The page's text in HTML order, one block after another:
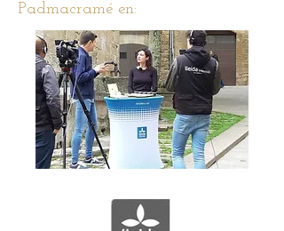
a tu gusto.
Padmacramé en: